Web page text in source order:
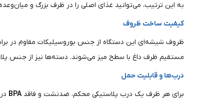
به این ترتیب، می‌توانید غذای اصلی را در ظرف بزرگ و
کیفیت ساخت ظروف
ظروف شیشه‌ای این دستگاه از جنس بوروسیلیکات مقاوم در
مستقیم ظرف داغ با سطح میز می‌شوند. دسته‌ها نیز از جنس
درب‌ها و قابلیت حمل
برای هر ظرف یک درب پلاستیکی محکم، ضدنشت و فاقدBPA